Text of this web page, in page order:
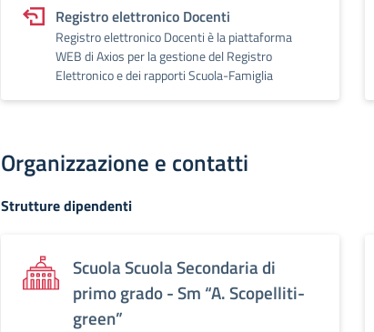
Registro elettronico Docenti
Registro elettronico Docenti è la piattaforma
WEB di Axios per la gestione del Registro
Elettronico e dei rapporti Scuola-Famiglia
Organizzazione e contatti
Strutture dipendenti
Scuola Scuola Secondaria di
primo grado - Sm “A. Scopelliti-
green”